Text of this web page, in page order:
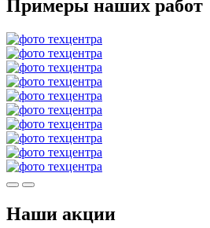
Примеры наших работ
Наши акции